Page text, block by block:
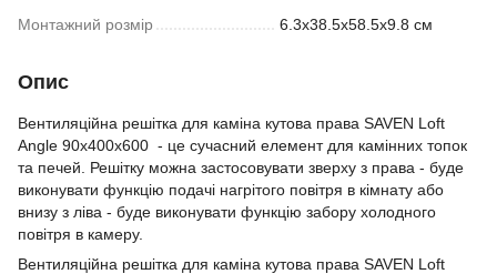
Монтажний розмір 6.3x38.5x58.5x9.8 см
Опис
Вентиляційна решітка для каміна кутова права SAVEN Loft
Angle 90х400х600 - це сучасний елемент для камінних топок
та печей. Решітку можна застосовувати зверху з права - буде
виконувати функцію подачі нагрітого повітря в кімнату або
внизу з ліва - буде виконувати функцію забору холодного
повітря в камеру.
Вентиляційна решітка для каміна кутова права SAVEN Loft